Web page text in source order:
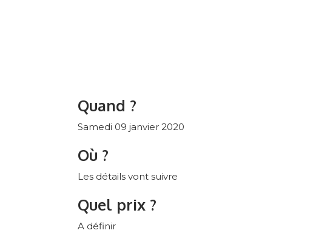
Quand ?
Samedi 09 janvier 2020
Où ?
Les détails vont suivre
Quel prix ?
A définir